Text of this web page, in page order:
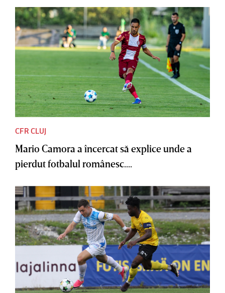
CFR CLUJ
Mario Camora a încercat să explice unde a
pierdut fotbalul românesc....